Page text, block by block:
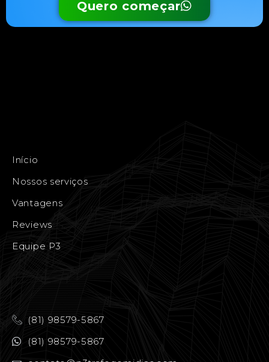
Quero começar
Início
Nossos serviços
Vantagens
Reviews
Equipe P3
(81) 98579-5867
(81) 98579-5867